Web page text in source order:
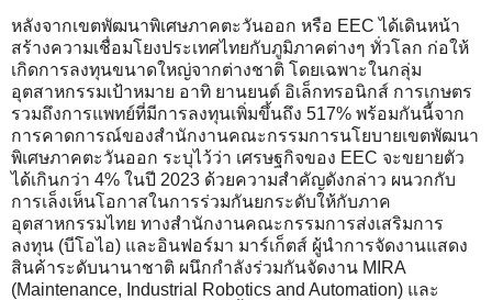
หลังจากเขตพัฒนาพิเศษภาคตะวันออก หรือ EEC ได้เดินหน้า
สร้างความเชื่อมโยงประเทศไทยกับภูมิภาคต่างๆ ทั่วโลก ก่อให้
เกิดการลงทุนขนาดใหญ่จากต่างชาติ โดยเฉพาะในกลุ่ม
อุตสาหกรรมเป้าหมาย อาทิ ยานยนต์ อิเล็กทรอนิกส์ การเกษตร
รวมถึงการแพทย์ที่มีการลงทุนเพิ่มขึ้นถึง 517% พร้อมกันนี้จาก
การคาดการณ์ของสำนักงานคณะกรรมการนโยบายเขตพัฒนา
พิเศษภาคตะวันออก ระบุไว้ว่า เศรษฐกิจของ EEC จะขยายตัว
ได้เกินกว่า 4% ในปี 2023 ด้วยความสำคัญดังกล่าว ผนวกกับ
การเล็งเห็นโอกาสในการร่วมกันยกระดับให้กับภาค
อุตสาหกรรมไทย ทางสำนักงานคณะกรรมการส่งเสริมการ
ลงทุน (บีโอไอ) และอินฟอร์มา มาร์เก็ตส์ ผู้นำการจัดงานแสดง
สินค้าระดับนานาชาติ ผนึกกำลังร่วมกันจัดงาน MIRA
(Maintenance, Industrial Robotics and Automation) และ